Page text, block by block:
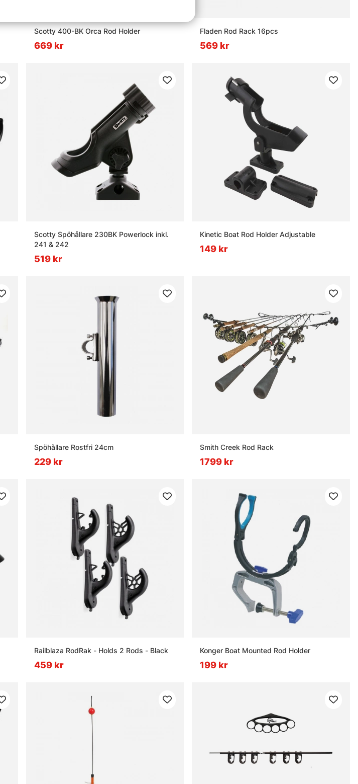
Scotty 400-BK Orca Rod Holder
669 kr
Fladen Rod Rack 16pcs
569 kr
Scotty Spöhållare 230BK Powerlock inkl.
241 & 242
519 kr
Kinetic Boat Rod Holder Adjustable
149 kr
Spöhållare Rostfri 24cm
229 kr
Smith Creek Rod Rack
1799 kr
Railblaza RodRak - Holds 2 Rods - Black
459 kr
Konger Boat Mounted Rod Holder
199 kr